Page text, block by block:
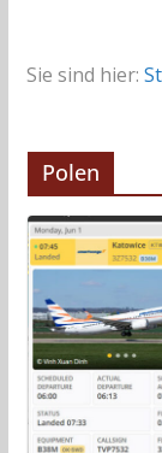
Sie sind hier:
Polen